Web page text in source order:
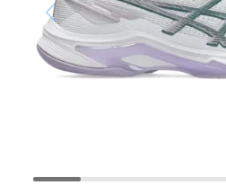
WALKINGTRAINING-WATER